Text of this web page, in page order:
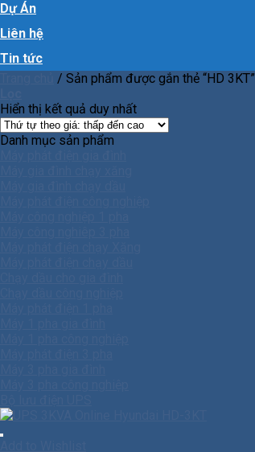
Dự Án
Liên hệ
Tin tức
/ Sản phẩm được gắn thẻ “HD 3KT”
Hiển thị kết quả duy nhất
Danh mục sản phẩm